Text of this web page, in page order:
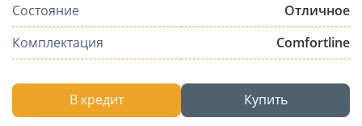
Состояние
Отличное
Комплектация
Comfortline
В кредит Купить